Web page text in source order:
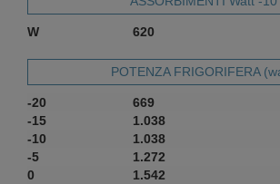
W 620
POTENZA FRIGORIFERA
-20
669
-15
1.038
-10
1.038
-5
1.272
0
1.542